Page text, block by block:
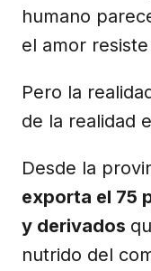
humano
el amor
Pero la
de la realidad
Desde la
exporta el 75
y derivados
nutrido del